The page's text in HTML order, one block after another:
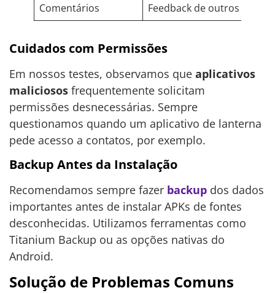
Comentários
Feedback de outros
Cuidados com Permissões
Em nossos testes, observamos que aplicativos
maliciosos frequentemente solicitam
permissões desnecessárias. Sempre
questionamos quando um aplicativo de lanterna
pede acesso a contatos, por exemplo.
Backup Antes da Instalação
Recomendamos sempre fazer backup dos dados
importantes antes de instalar APKs de fontes
desconhecidas. Utilizamos ferramentas como
Titanium Backup ou as opções nativas do
Android.
Solução de Problemas Comuns